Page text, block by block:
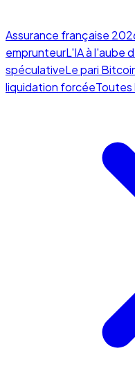
Assurance française
emprunteurL'IA à l'aube
spéculativeLe pari
liquidation forcéeToutes